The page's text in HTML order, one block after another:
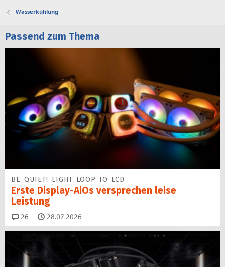
Wasserkühlung
Passend zum Thema
BE QUIET! LIGHT LOOP IO LCD
Erste Display-AiOs versprechen leise
Leistung
26 Kommentare
28.07.2026